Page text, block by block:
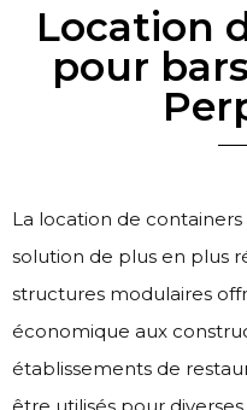
Location
pour
La location de
solution de plus en plus
structures modulaires
économique aux
établissements de